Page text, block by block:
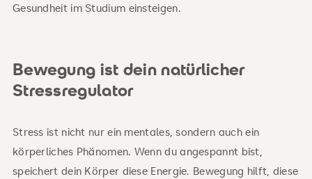
Gesundheit im Studium einsteigen.
Bewegung ist dein natürlicher
Stressregulator
Stress ist nicht nur ein mentales, sondern auch ein
körperliches Phänomen. Wenn du angespannt bist,
speichert dein Körper diese Energie. Bewegung hilft, diese